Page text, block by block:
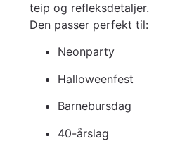
teip og refleksdetaljer.
Den passer perfekt til:
Neonparty
Halloweenfest
Barnebursdag
40-årslag